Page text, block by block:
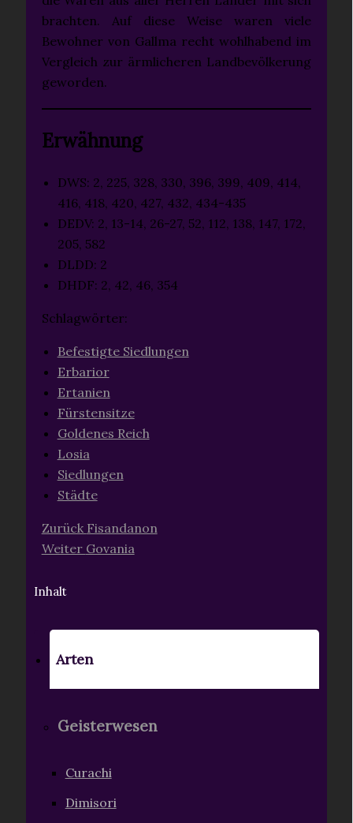
Arten
Geisterwesen
Curachi
Dimisori
brachten. Auf diese Weise waren viele
Bewohner von Gallma recht wohlhabend im
Vergleich zur ärmlicheren Landbevölkerung
geworden.
Erwähnung
DWS: 2, 225, 328, 330, 396, 399, 409, 414,
416, 418, 420, 427, 432, 434-435
DEDV: 2, 13-14, 26-27, 52, 112, 138, 147, 172,
205, 582
DLDD: 2
DHDF: 2, 42, 46, 354
Schlagwörter:
Befestigte Siedlungen
Erbarior
Ertanien
Fürstensitze
Goldenes Reich
Losia
Siedlungen
Städte
Zurück Fisandanon
Weiter Govania
Inhalt